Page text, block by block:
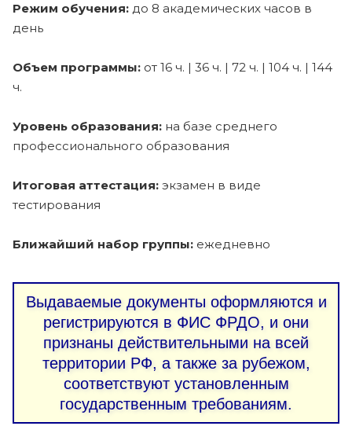
Режим обучения: до 8 академических часов в
день
Объем программы: от 16 ч. | 36 ч. | 72 ч. | 104 ч. | 144
ч.
Уровень образования: на базе среднего
профессионального образования
Итоговая аттестация: экзамен в виде
тестирования
Ближайший набор группы: ежедневно
Выдаваемые документы оформляются и
регистрируются в ФИС ФРДО, и они
признаны действительными на всей
территории РФ, а также за рубежом,
соответствуют установленным
государственным требованиям.